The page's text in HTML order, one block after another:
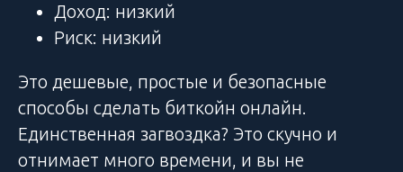
Доход: низкий
Риск: низкий
Это дешевые, простые и безопасные
способы сделать биткойн онлайн.
Единственная загвоздка? Это скучно и
отнимает много времени, и вы не